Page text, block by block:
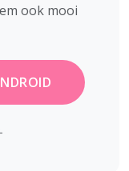
ook mooi